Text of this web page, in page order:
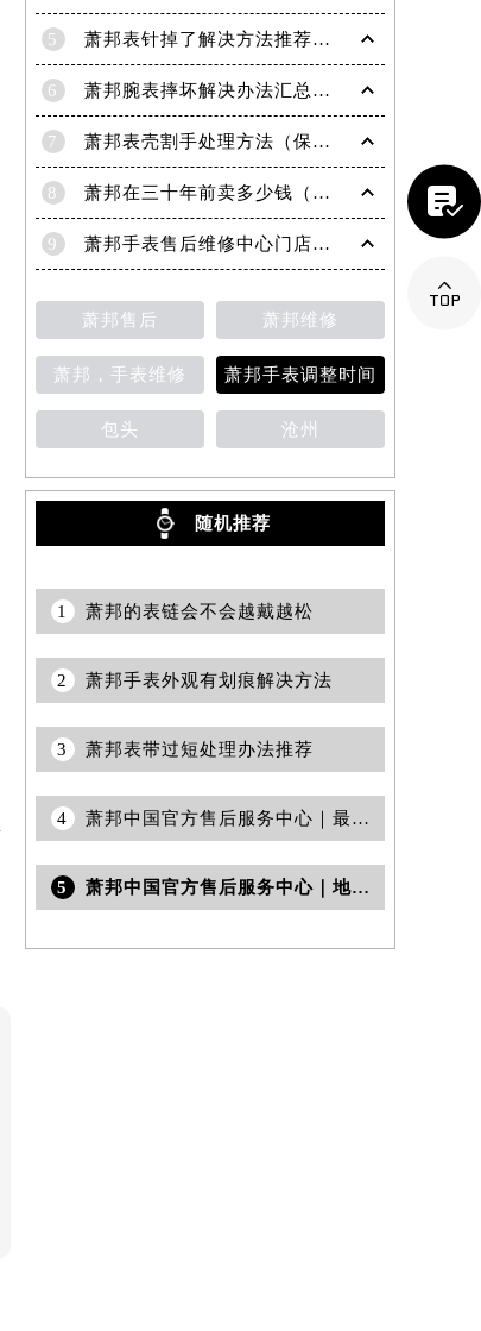
5 萧邦表针掉了解决方法推荐（轻松修复你的爱表）
6 萧邦腕表摔坏解决办法汇总（专业修复与日常保养技巧）
7 萧邦表壳割手处理方法（保养与修复技巧指南）
8 萧邦在三十年前卖多少钱（名表价格变迁的历史洞察）
9 萧邦手表售后维修中心门店地址
萧邦售后 萧邦维修
萧邦，手表维修 萧邦手表调整时间
包头 沧州
随机推荐
1 萧邦的表链会不会越戴越松
2 萧邦手表外观有划痕解决方法
3 萧邦表带过短处理办法推荐
4 萧邦中国官方售后服务中心｜最新维修地址与客服电话权威信息通知（2026年7月更新）
5 萧邦中国官方售后服务中心｜地址与官方电话权威信息公告（2026年6月最新）

